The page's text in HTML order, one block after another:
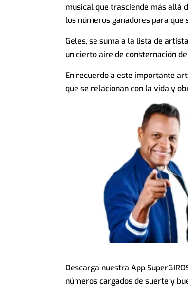
musical que trasciende más allá
los números ganadores para
Geles, se suma a la lista de
un cierto aire de consternación
En recuerdo a este importante
que se relacionan con la vida y
Descarga nuestra App
números cargados de suerte y